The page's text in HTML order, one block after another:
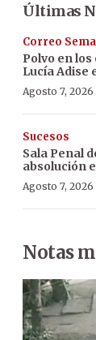
Últimas
Correo
Polvo en
Lucía Adise
Agosto 7, 2026
Sucesos
Sala Penal
absolución
Agosto 7, 2026
Notas